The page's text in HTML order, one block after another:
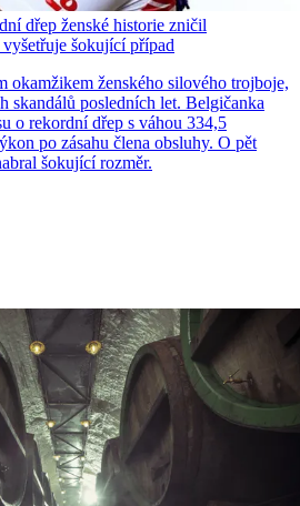
dřep ženské historie zničil
šokující případ
okamžikem ženského silového trojboje,
skandálů posledních let. Belgičanka
o rekordní dřep s váhou 334,5
po zásahu člena obsluhy. O pět
šokující rozměr.